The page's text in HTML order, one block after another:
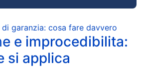
garanzia: cosa fare davvero
e improcedibilita:
si applica